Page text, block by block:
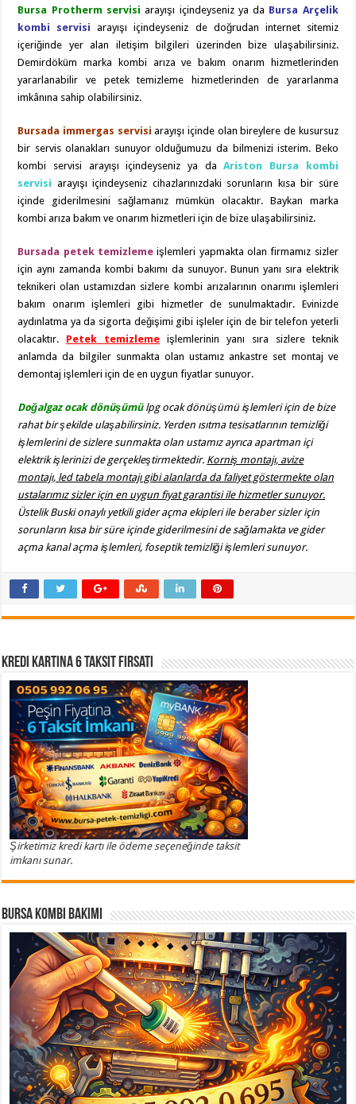
Bursa Protherm servisi arayışı içindeyseniz ya da Bursa Arçelik
kombi servisi arayışı içindeyseniz de doğrudan internet sitemiz
içeriğinde yer alan iletişim bilgileri üzerinden bize ulaşabilirsiniz.
Demirdöküm marka kombi arıza ve bakım onarım hizmetlerinden
yararlanabilir ve petek temizleme hizmetlerinden de yararlanma
imkânına sahip olabilirsiniz.
Bursada immergas servisi arayışı içinde olan bireylere de kusursuz
bir servis olanakları sunuyor olduğumuzu da bilmenizi isterim. Beko
kombi servisi arayışı içindeyseniz ya daAriston Bursa kombi
servisi arayışı içindeyseniz cihazlarınızdaki sorunların kısa bir süre
içinde giderilmesini sağlamanız mümkün olacaktır. Baykan marka
kombi arıza bakım ve onarım hizmetleri için de bize ulaşabilirsiniz.
Bursada petek temizlemeişlemleri yapmakta olan firmamız sizler
için aynı zamanda kombi bakımı da sunuyor. Bunun yanı sıra elektrik
teknikeri olan ustamızdan sizlere kombi arızalarının onarımı işlemleri
bakım onarım işlemleri gibi hizmetler de sunulmaktadır. Evinizde
aydınlatma ya da sigorta değişimi gibi işleler için de bir telefon yeterli
olacaktır. Petek temizleme işlemlerinin yanı sıra sizlere teknik
anlamda da bilgiler sunmakta olan ustamız ankastre set montaj ve
demontaj işlemleri için de en uygun fiyatlar sunuyor.
Doğalgaz ocak dönüşümülpg ocak dönüşümü işlemleri için de bize
rahat bir şekilde ulaşabilirsiniz. Yerden ısıtma tesisatlarının temizliği
işlemlerini de sizlere sunmakta olan ustamız ayrıca apartman içi
elektrik işlerinizi de gerçekleştirmektedir. Korniş montajı, avize
montajı, led tabela montajı gibi alanlarda da faliyet göstermekte olan
ustalarımız sizler için en uygun fiyat garantisi ile hizmetler sunuyor.
Üstelik Buski onaylı yetkili gider açma ekipleri ile beraber sizler için
sorunların kısa bir süre içinde giderilmesini de sağlamakta ve gider
açma kanal açma işlemleri, foseptik temizliği işlemleri sunuyor.
Kredi Kartına 6 Taksit Fırsatı
Şirketimiz kredi kartı ile ödeme seçeneğinde taksit
imkanı sunar.
Bursa Kombi Bakımı